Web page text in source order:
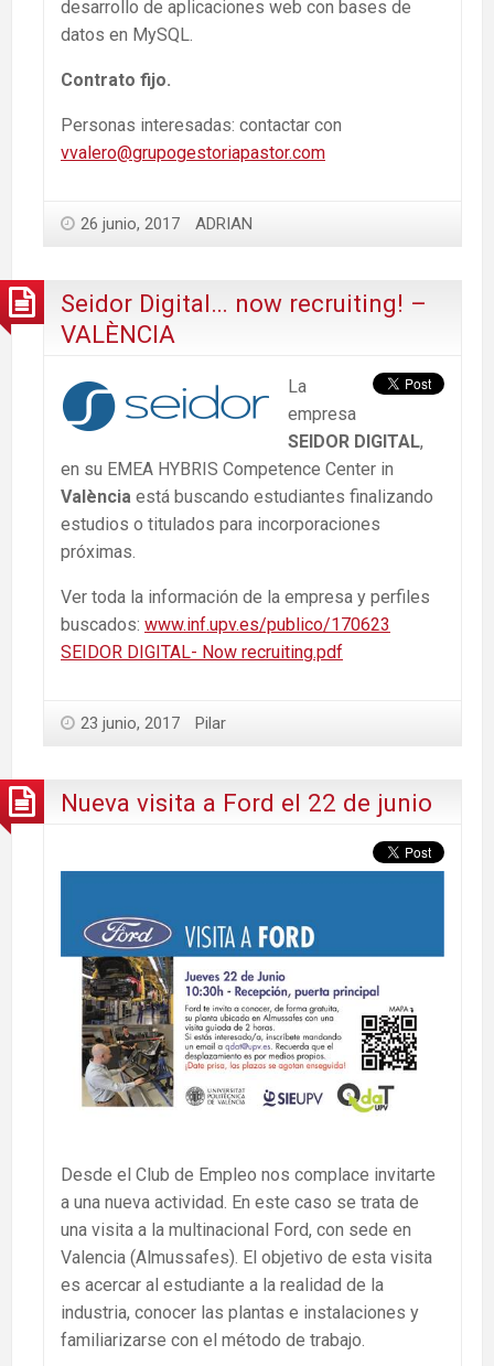
desarrollo de aplicaciones web con bases de
datos en MySQL.
Contrato fijo.
Personas interesadas: contactar con
vvalero@grupogestoriapastor.com
26 junio, 2017 ADRIAN
Seidor Digital… now recruiting! –
VALÈNCIA
La
empresa
SEIDOR DIGITAL,
en su EMEA HYBRIS Competence Center in
València está buscando estudiantes finalizando
estudios o titulados para incorporaciones
próximas.
Ver toda la información de la empresa y perfiles
buscados: www.inf.upv.es/publico/170623
SEIDOR DIGITAL- Now recruiting.pdf
23 junio, 2017 Pilar
Nueva visita a Ford el 22 de junio
Desde el Club de Empleo nos complace invitarte
a una nueva actividad. En este caso se trata de
una visita a la multinacional Ford, con sede en
Valencia (Almussafes). El objetivo de esta visita
es acercar al estudiante a la realidad de la
industria, conocer las plantas e instalaciones y
familiarizarse con el método de trabajo.